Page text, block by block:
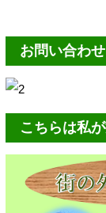
お問い合わ
こちらは私